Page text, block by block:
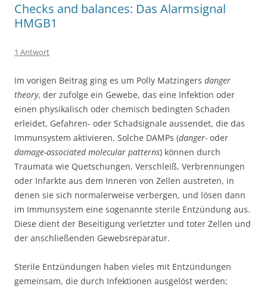
Checks and balances: Das Alarmsignal
HMGB1
1 Antwort
Im vorigen Beitrag ging es um Polly Matzingers danger
theory, der zufolge ein Gewebe, das eine Infektion oder
einen physikalisch oder chemisch bedingten Schaden
erleidet, Gefahren- oder Schadsignale aussendet, die das
Immunsystem aktivieren. Solche DAMPs (danger- oder
damage-associated molecular patterns) können durch
Traumata wie Quetschungen, Verschleiß, Verbrennungen
oder Infarkte aus dem Inneren von Zellen austreten, in
denen sie sich normalerweise verbergen, und lösen dann
im Immunsystem eine sogenannte sterile Entzündung aus.
Diese dient der Beseitigung verletzter und toter Zellen und
der anschließenden Gewebsreparatur.
Sterile Entzündungen haben vieles mit Entzündungen
gemeinsam, die durch Infektionen ausgelöst werden;